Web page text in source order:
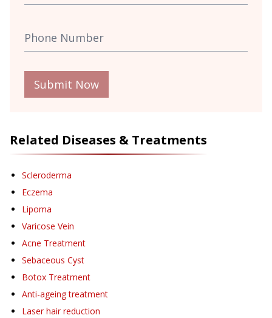
Submit Now
Related Diseases & Treatments
Scleroderma
Eczema
Lipoma
Varicose Vein
Acne Treatment
Sebaceous Cyst
Botox Treatment
Anti-ageing treatment
Laser hair reduction